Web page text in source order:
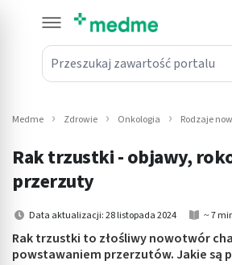
Przeszukaj zawartość portalu
submenu: Leki na receptę
submenu: Mama i dziecko
submenu: Kosmetyki
submenu: Higiena
Medme Zdrowie Onkologia Rodzaje
Rak trzustki - objawy,
przerzuty
Data aktualizacji: 28 listopada 2024 ~ 7
Rak trzustki to złośliwy nowotwór
powstawaniem przerzutów. Jakie są